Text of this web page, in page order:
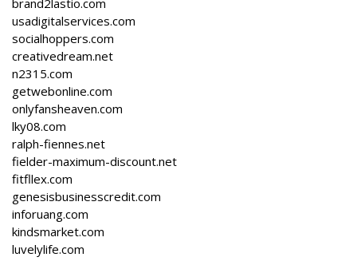
usadigitalservices.com
socialhoppers.com
creativedream.net
n2315.com
getwebonline.com
onlyfansheaven.com
lky08.com
ralph-fiennes.net
fielder-maximum-discount.net
fitfllex.com
genesisbusinesscredit.com
inforuang.com
kindsmarket.com
luvelylife.com